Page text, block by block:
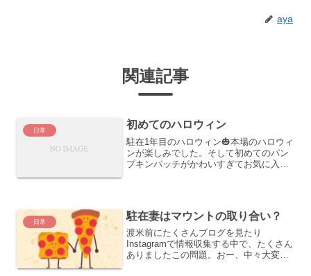
aya
関連記事
日常 初めてのハロウィン
駐在1年目のハロウィン🎃本場のハロウィ
ンが楽しみでした。そして初めてのパン
プキンパッチがかわいすぎてお気に入り
ンパッチを見つけると...
日常 駐在妻はマウントの取り合い？
渡米前にたくさんブログを見たり
Instagramで情報収集する中で、たくさん
ありましたこの問題。おー、中々大変